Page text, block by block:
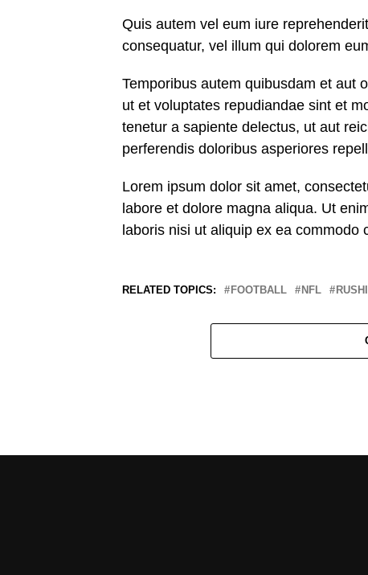
Quis autem vel eum iure
consequatur, vel illum qui dolorem
Temporibus autem quibusdam et aut
ut et voluptates repudiandae sint et
tenetur a sapiente delectus, ut aut
perferendis doloribus asperiores
Lorem ipsum dolor sit amet,
labore et dolore magna aliqua. Ut
laboris nisi ut aliquip ex ea commodo
RELATED TOPICS: FOOTBALL NFL